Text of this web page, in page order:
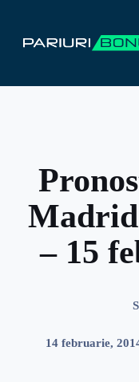
conținut
– 15
14 februarie,